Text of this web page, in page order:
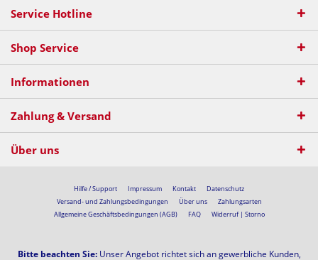
Service Hotline
Shop Service
Informationen
Zahlung & Versand
Über uns
Hilfe / Support Impressum Kontakt
Datenschutz
Versand- und Zahlungsbedingungen
Über uns
Zahlungsarten
Allgemeine Geschäftsbedingungen (AGB)
FAQ Widerruf | Storno
Bitte beachten Sie:Unser Angebot richtet sich an gewerbliche Kunden,